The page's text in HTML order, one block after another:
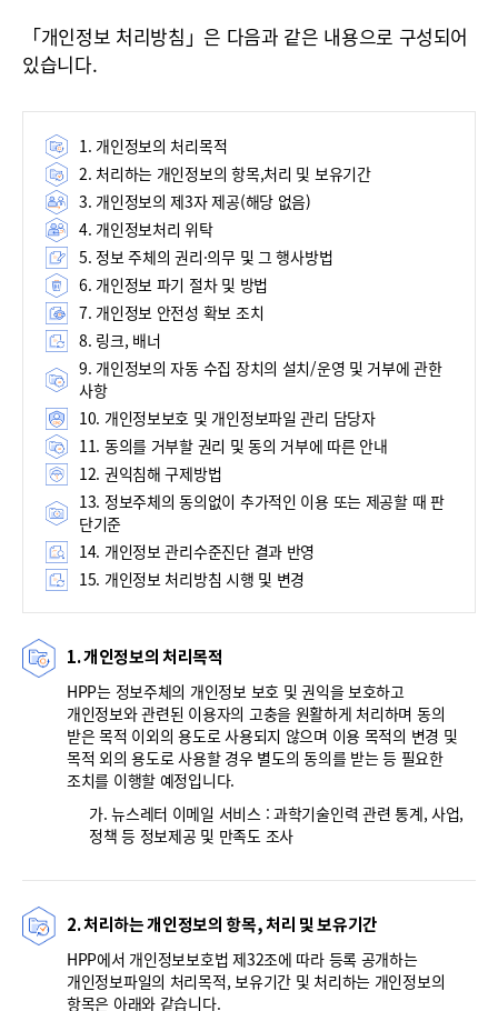
「개인정보 처리방침」은 다음과 같은 내용으로 구성되어
있습니다.
1. 개인정보의 처리목적
2. 처리하는 개인정보의 항목,처리 및 보유기간
3. 개인정보의 제3자 제공(해당 없음)
4. 개인정보처리 위탁
5. 정보 주체의 권리·의무 및 그 행사방법
6. 개인정보 파기 절차 및 방법
7. 개인정보 안전성 확보 조치
8. 링크, 배너
9. 개인정보의 자동 수집 장치의 설치/운영 및 거부에 관한
사항
10. 개인정보보호 및 개인정보파일 관리 담당자
11. 동의를 거부할 권리 및 동의 거부에 따른 안내
12. 권익침해 구제방법
13. 정보주체의 동의없이 추가적인 이용 또는 제공할 때 판
단기준
14. 개인정보 관리수준진단 결과 반영
15. 개인정보 처리방침 시행 및 변경
1. 개인정보의 처리목적
HPP는 정보주체의 개인정보 보호 및 권익을 보호하고
개인정보와 관련된 이용자의 고충을 원활하게 처리하며 동의
받은 목적 이외의 용도로 사용되지 않으며 이용 목적의 변경 및
목적 외의 용도로 사용할 경우 별도의 동의를 받는 등 필요한
조치를 이행할 예정입니다.
가. 뉴스레터 이메일 서비스 : 과학기술인력 관련 통계, 사업,
정책 등 정보제공 및 만족도 조사
2. 처리하는 개인정보의 항목, 처리 및 보유기간
HPP에서 개인정보보호법 제32조에 따라 등록 공개하는
개인정보파일의 처리목적, 보유기간 및 처리하는 개인정보의
항목은 아래와 같습니다.